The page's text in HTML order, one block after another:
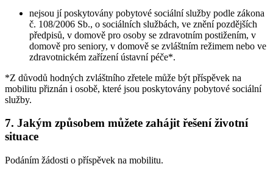
nejsou jí poskytovány pobytové sociální služby podle zákona
č. 108/2006 Sb., o sociálních službách, ve znění pozdějších
předpisů, v domově pro osoby se zdravotním postižením, v
domově pro seniory, v domově se zvláštním režimem nebo ve
zdravotnickém zařízení ústavní péče*.
*Z důvodů hodných zvláštního zřetele může být příspěvek na
mobilitu přiznán i osobě, které jsou poskytovány pobytové sociální
služby.
7. Jakým způsobem můžete zahájit řešení životní
situace
Podáním žádosti o příspěvek na mobilitu.